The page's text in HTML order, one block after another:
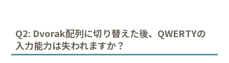
Q2: Dvorak配列に切り替えた後、QWERTYの
入力能力は失われますか？